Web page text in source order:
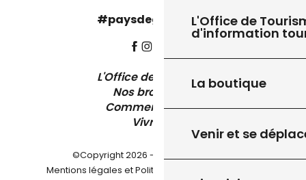
L'Office de
d'information
La boutique
Venir et se
#paysdegourdon !
L'Office de Tourisme
Nos brochures
Comment venir ?
Vivre ici
©Copyright 2026 - Pays de Gourdon
Mentions légales et Politique de confidentialité